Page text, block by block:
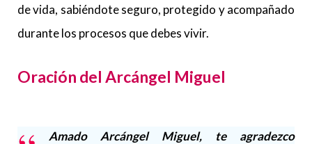
de vida, sabiéndote seguro, protegido y acompañado
durante los procesos que debes vivir.
Oración del Arcángel Miguel
Amado Arcángel Miguel, te agradezco